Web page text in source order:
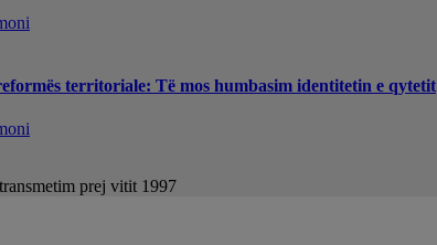
territoriale: Të mos humbasim identitetin e qytetit
prej vitit 1997